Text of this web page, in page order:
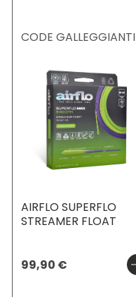
CODE GALLEGGIANTI
AIRFLO SUPERFLO
STREAMER FLOAT
99,90 €